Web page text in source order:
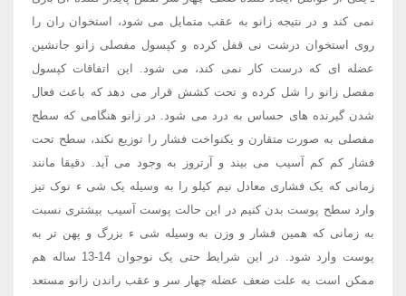
نمی کند و در نتیجه زانو به عقب متمایل می شود، استخوان ران را
روی استخوان درشت نی قفل کرده و کپسول مفصلی زانو جانشین
عضله ای که درست کار نمی کند، می شود. این اتفاقات کپسول
مفصل زانو را شل کرده و تحت کشش قرار می دهد که باعث فعال
شدن گیرنده های حساس به درد می شود. در زانو هنگامی که سطح
مفصلی به صورت متقارن و یکنواخت فشار را توزیع نکند، سطح تحت
فشار کم کم آسیب می بیند و آرتروز به وجود می آید. دقیقا مانند
زمانی که یک فشاری معادل نیم کیلو را به وسیله یک شی ء نوک تیز
وارد سطح پوست بدن کنیم در این حالت پوست آسیب بیشتری نسبت
به زمانی که همین فشار و وزن به وسیله شی ء بزرگ و پهن تر به
پوست وارد شود. در این شرایط حتی یک نوجوان 14-13 ساله هم
ممکن است به علت ضعف عضله چهار سر و عقب راندن زانو مستعد